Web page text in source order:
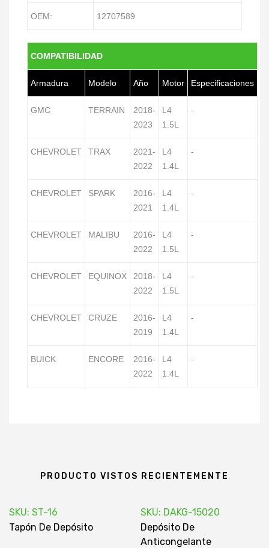
OEM: 12707589
COMPATIBILIDAD
Armadura Modelo Año Motor Especificaciones
GMC TERRAIN
2018-
2023
L4
1.5L
-
CHEVROLET TRAX
2021-
2022
L4
1.4L
-
CHEVROLET SPARK
2016-
2021
L4
1.4L
-
CHEVROLET MALIBU
2016-
2022
L4
1.5L
-
CHEVROLET EQUINOX
2018-
2022
L4
1.5L
-
CHEVROLET CRUZE
2016-
2019
L4
1.4L
-
BUICK ENCORE
2016-
2022
L4
1.4L
-
PRODUCTO VISTOS RECIENTEMENTE
SKU: ST-16
Tapón De Depósito
SKU: DAKG-15020
Depósito De
Anticongelante